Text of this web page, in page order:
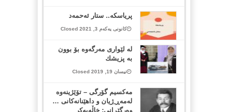
پریاسكه‌.. ستار ئه‌حمه‌د
کانونی یەکەم 3, 2021 Closed
له‌ لێواری مه‌رگه‌وه‌ بۆ بوون
به‌ پزیشك
نیسان 19, 2019 Closed
مه‌كسیم گۆرگی – تۆێژینه‌وه‌
له‌مه‌ڕ ِژیان و داهێنانه‌كانی …
وەرگێڕانی: خاڵه‌به‌كر